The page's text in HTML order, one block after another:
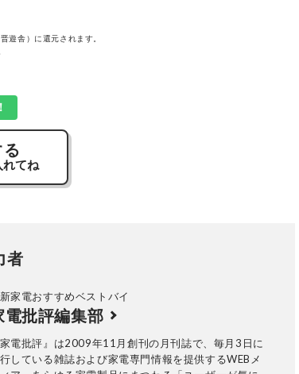
遊舎）に還元されます。
れてね
者
家電おすすめベストバイ
電批評編集部
家電批評』は2009年11月創刊の月刊誌で、毎月3日に
している雑誌および家電専門情報を提供するWEBメ